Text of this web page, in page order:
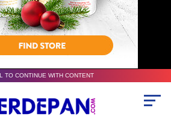
TO CONTINUE WITH CONTENT